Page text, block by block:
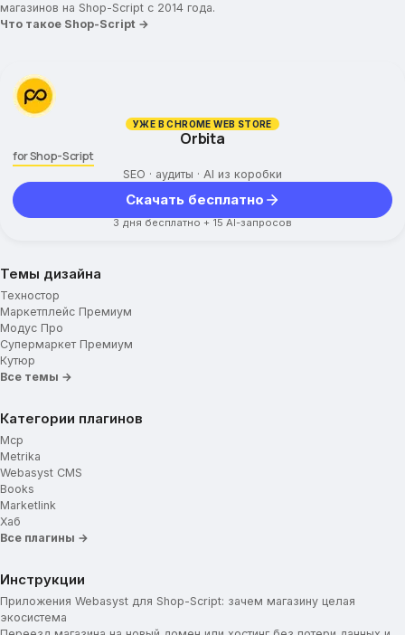
магазинов на Shop-Script с 2014 года.
Что такое Shop-Script →
УЖЕ В CHROME WEB STORE
Orbita
for Shop-Script
SEO · аудиты · AI из коробки
Скачать бесплатно
3 дня бесплатно + 15 AI-запросов
Темы дизайна
Техностор
Маркетплейс Премиум
Модус Про
Супермаркет Премиум
Кутюр
Все темы →
Категории плагинов
Mcp
Metrika
Webasyst CMS
Books
Marketlink
Хаб
Все плагины →
Инструкции
Приложения Webasyst для Shop-Script: зачем магазину целая
экосистема